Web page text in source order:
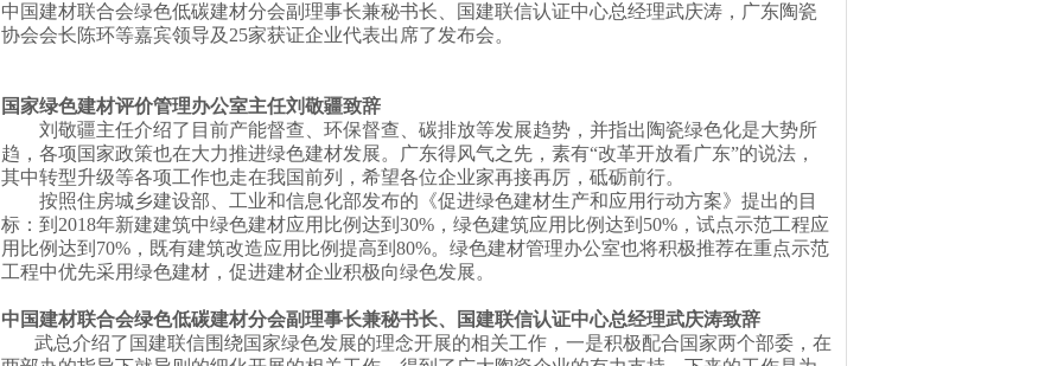
中国建材联合会绿色低碳建材分会副理事长兼秘书长、国建联信认证中心总经理武庆涛，广东陶瓷
协会会长陈环等嘉宾领导及 25家获证企业代表出席了发布会。
国家绿色建材评价管理办公室主任刘敬疆致辞
刘敬疆主任介绍了目前产能督查、环保督查、碳排放等发展趋势，并指出陶瓷绿色化是大势所
趋，各项国家政策也在大力推进绿色建材发展。广东得风气之先，素有“改革开放看广东”的说法，
其中转型升级等各项工作也走在我国前列，希望各位企业家再接再厉，砥砺前行。
按照住房城乡建设部、工业和信息化部发布的《促进绿色建材生产和应用行动方案》提出的目
标：到 2018年新建建筑中绿色建材应用比例达到 30% ，绿色建筑应用比例达到 50% ，试点示范工程应
用比例达到 70% ，既有建筑改造应用比例提高到 80%。绿色建材管理办公室也将积极推荐在重点示范
工程中优先采用绿色建材，促进建材企业积极向绿色发展。
中国建材联合会绿色低碳建材分会副理事长兼秘书长、国建联信认证中心总经理武庆涛致辞
武总介绍了国建联信围绕国家绿色发展的理念开展的相关工作，一是积极配合国家两个部委，在